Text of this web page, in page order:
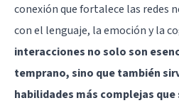
conexión que fortalece las redes
con el lenguaje, la emoción y la
interacciones no solo son
temprano, sino que también
habilidades más complejas